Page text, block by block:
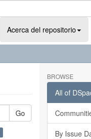
Acerca del repositorio
Go
BROWSE
All of
By Issue